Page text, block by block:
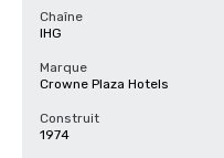
Chaîne
IHG
Marque
Crowne Plaza Hotels
Construit
1974